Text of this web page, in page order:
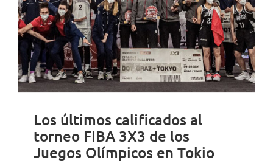
Los últimos calificados al
torneo FIBA 3X3 de los
Juegos Olímpicos en Tokio